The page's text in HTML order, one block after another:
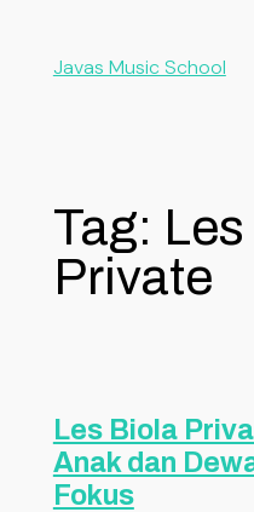
Javas Music School
Tag:
Private
Les Biola
Anak dan
Fokus